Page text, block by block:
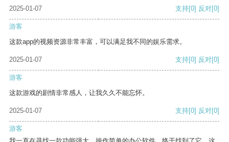
2025-01-07
支持[0] 反对[0]
游客
这款app的视频资源非常丰富，可以满足我不同的娱乐需求。
2025-01-07 支持[0] 反对[0]
游客
这款游戏的剧情非常感人，让我久久不能忘怀。
2025-01-07 支持[0] 反对[0]
游客